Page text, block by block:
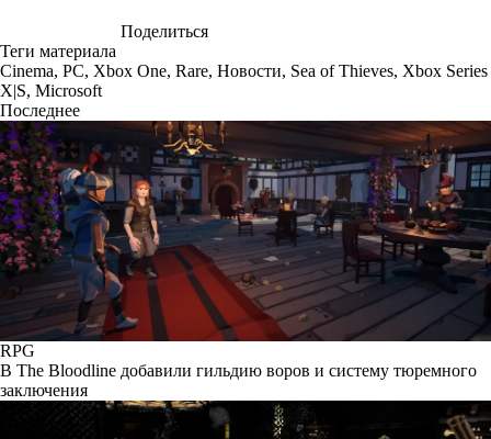
Поделиться
Теги материала
Cinema, PC, Xbox One, Rare, Новости, Sea of Thieves, Xbox Series
X|S, Microsoft
Последнее
RPG
В The Bloodline добавили гильдию воров и систему тюремного
заключения